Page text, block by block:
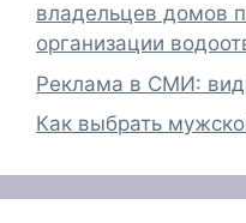
владельцев домов
организации
Реклама в СМИ:
Как выбрать